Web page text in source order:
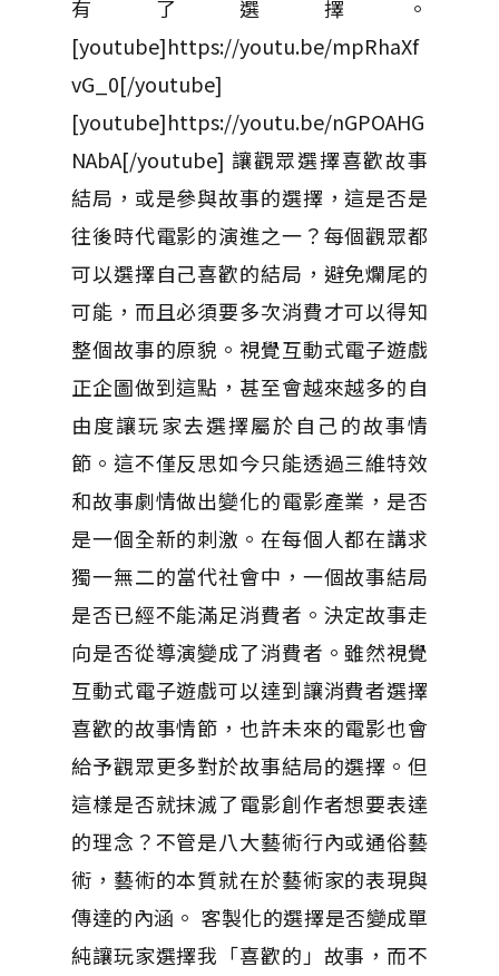
有了選擇。
[youtube]https://youtu.be/mpRhaXf
vG_0[/youtube]
[youtube]https://youtu.be/nGPOAHG
NAbA[/youtube] 讓觀眾選擇喜歡故事
結局，或是參與故事的選擇，這是否是
往後時代電影的演進之一？每個觀眾都
可以選擇自己喜歡的結局，避免爛尾的
可能，而且必須要多次消費才可以得知
整個故事的原貌。視覺互動式電子遊戲
正企圖做到這點，甚至會越來越多的自
由度讓玩家去選擇屬於自己的故事情
節。這不僅反思如今只能透過三維特效
和故事劇情做出變化的電影產業，是否
是一個全新的刺激。在每個人都在講求
獨一無二的當代社會中，一個故事結局
是否已經不能滿足消費者。決定故事走
向是否從導演變成了消費者。雖然視覺
互動式電子遊戲可以達到讓消費者選擇
喜歡的故事情節，也許未來的電影也會
給予觀眾更多對於故事結局的選擇。但
這樣是否就抹滅了電影創作者想要表達
的理念？不管是八大藝術行內或通俗藝
術，藝術的本質就在於藝術家的表現與
傳達的內涵。 客製化的選擇是否變成單
純讓玩家選擇我「喜歡的」故事，而不